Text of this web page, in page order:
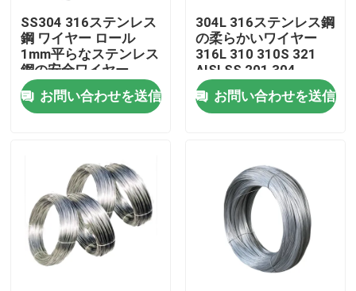
家
プロダクト
ビデオ
私達について
SS304 316ステンレス
鋼 ワイヤー ロール
1mm平らなステンレス
鋼の安全ワイヤー
お問い合わせを送信
304L 316ステンレス鋼
の柔らかいワイヤー
316L 310 310S 321
AISI SS 201 304
お問い合わせを送信